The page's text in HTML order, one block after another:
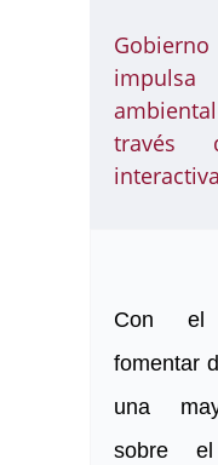
través
Con el
fomentar
una
sobre